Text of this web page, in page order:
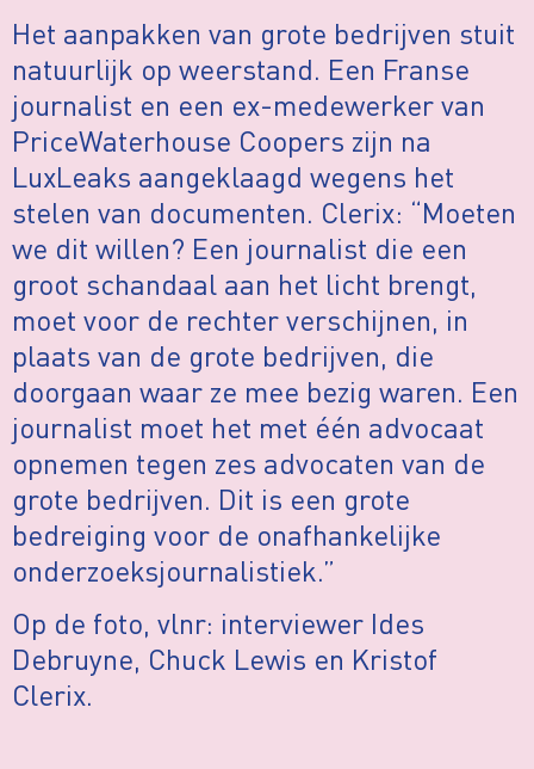
Het aanpakken van grote bedrijven stuit
natuurlijk op weerstand. Een Franse
journalist en een ex-medewerker van
PriceWaterhouse Coopers zijn na
LuxLeaks aangeklaagd wegens het
stelen van documenten. Clerix: “Moeten
we dit willen? Een journalist die een
groot schandaal aan het licht brengt,
moet voor de rechter verschijnen, in
plaats van de grote bedrijven, die
doorgaan waar ze mee bezig waren. Een
journalist moet het met één advocaat
opnemen tegen zes advocaten van de
grote bedrijven. Dit is een grote
bedreiging voor de onafhankelijke
onderzoeksjournalistiek.”
Op de foto, vlnr: interviewer Ides
Debruyne, Chuck Lewis en Kristof
Clerix.